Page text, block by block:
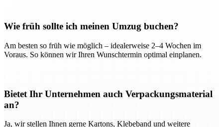
Wie früh sollte ich meinen Umzug buchen?
Am besten so früh wie möglich – idealerweise 2–4 Wochen im
Voraus. So können wir Ihren Wunschtermin optimal einplanen.
Bietet Ihr Unternehmen auch Verpackungsmaterial
an?
Ja, wir stellen Ihnen gerne Kartons, Klebeband und weitere